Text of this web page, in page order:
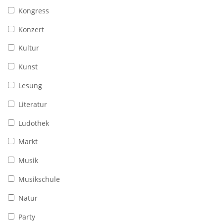
Kongress
Konzert
Kultur
Kunst
Lesung
Literatur
Ludothek
Markt
Musik
Musikschule
Natur
Party